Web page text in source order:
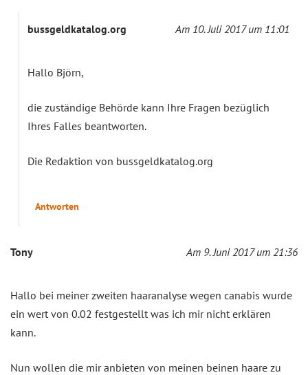
bussgeldkatalog.org Am 10. Juli 2017 um 11:01
Hallo Björn,
die zuständige Behörde kann Ihre Fragen bezüglich
Ihres Falles beantworten.
Die Redaktion von bussgeldkatalog.org
Antworten
Tony Am 9. Juni 2017 um 21:36
Hallo bei meiner zweiten haaranalyse wegen canabis wurde
ein wert von 0.02 festgestellt was ich mir nicht erklären
kann.
Nun wollen die mir anbieten von meinen beinen haare zu